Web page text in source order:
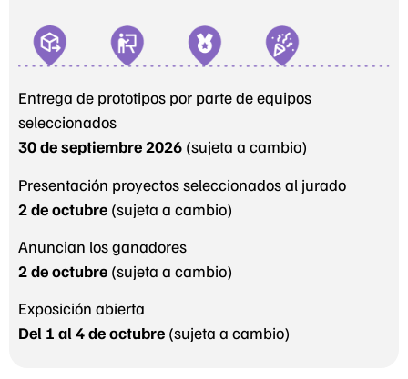
Entrega de prototipos por parte de equipos
seleccionados
30 de septiembre 2026 (sujeta a cambio)
Presentación proyectos seleccionados al jurado
2 de octubre (sujeta a cambio)
Anuncian los ganadores
2 de octubre (sujeta a cambio)
Exposición abierta
Del 1 al 4 de octubre (sujeta a cambio)